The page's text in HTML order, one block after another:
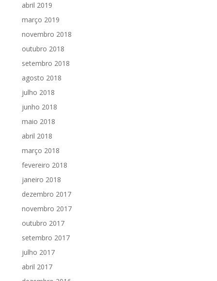
abril 2019
março 2019
novembro 2018
outubro 2018
setembro 2018
agosto 2018
julho 2018
junho 2018
maio 2018
abril 2018
março 2018
fevereiro 2018
janeiro 2018
dezembro 2017
novembro 2017
outubro 2017
setembro 2017
julho 2017
abril 2017